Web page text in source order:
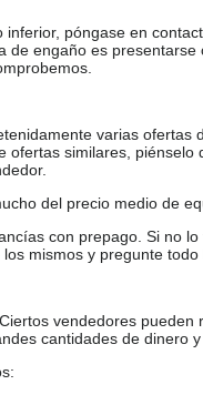
póngase en
de engaño es
varias
similares,
del precio medio de
con prepago. Si no
mismos y pregunte todo
vendedores
cantidades de dinero